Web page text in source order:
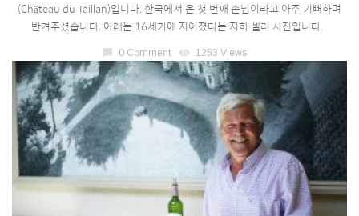
(Château du Taillan)입니다. 한국에서 온 첫 번째 손님이라고 아주 기뻐하며
반겨주셨습니다. 아래는 16세기에 지어졌다는 지하 셀러 사진입니다.
chat_bubble 0 Comment visibility 1253 Views